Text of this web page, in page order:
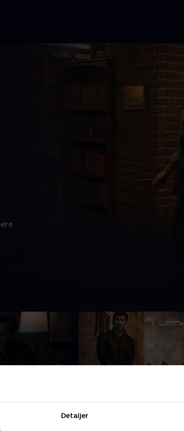
Detaljer
folder sig ud, må
I felten opsøger Alexander